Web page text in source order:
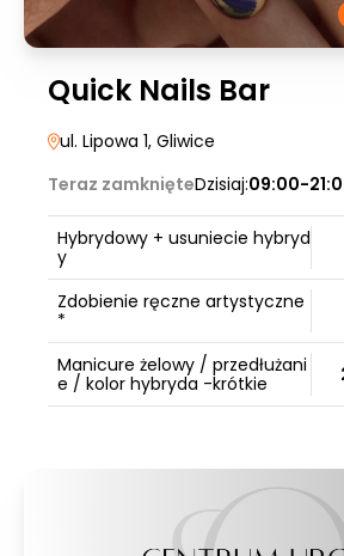
Quick Nails Bar
ul. Lipowa 1, Gliwice
Teraz zamknięteDzisiaj:09:00-
Hybrydowy + usuniecie hybryd
y
Zdobienie ręczne artystyczne
*
Manicure żelowy / przedłużani
e / kolor hybryda -krótkie